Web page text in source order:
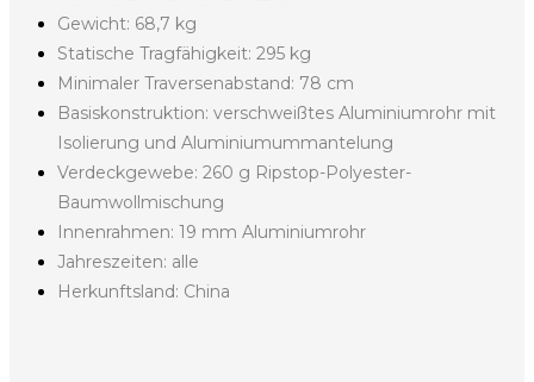
Gewicht: 68,7 kg
Statische Tragfähigkeit: 295 kg
Minimaler Traversenabstand: 78 cm
Basiskonstruktion: verschweißtes Aluminiumrohr mit
Isolierung und Aluminiumummantelung
Verdeckgewebe: 260 g Ripstop-Polyester-
Baumwollmischung
Innenrahmen: 19 mm Aluminiumrohr
Jahreszeiten: alle
Herkunftsland: China